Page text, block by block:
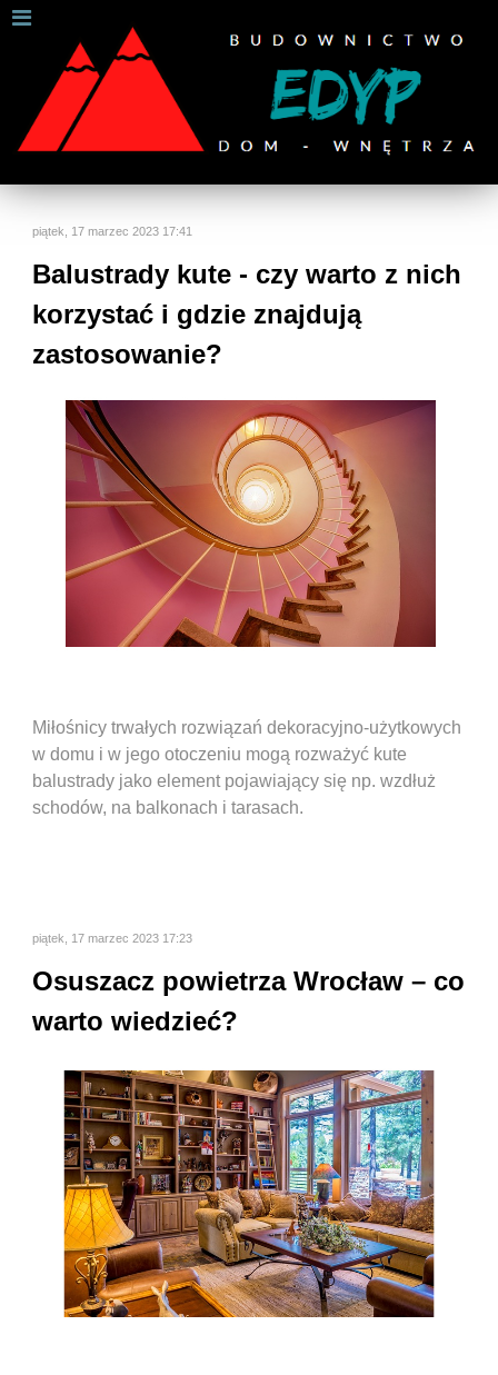
piątek, 17 marzec 2023 17:41
Balustrady kute - czy warto z nich
korzystać i gdzie znajdują
zastosowanie?
Miłośnicy trwałych rozwiązań dekoracyjno-użytkowych
w domu i w jego otoczeniu mogą rozważyć kute
balustrady jako element pojawiający się np. wzdłuż
schodów, na balkonach i tarasach.
piątek, 17 marzec 2023 17:23
Osuszacz powietrza Wrocław – co
warto wiedzieć?
W celu zapewnienia jak najlepszych usług online, ta
strona korzysta z plików cookies.
Jeśli korzystasz z naszej strony internetowej, wyrażasz zgodę na
używanie naszych plików cookies.Dalsze informacje
Rozumiem